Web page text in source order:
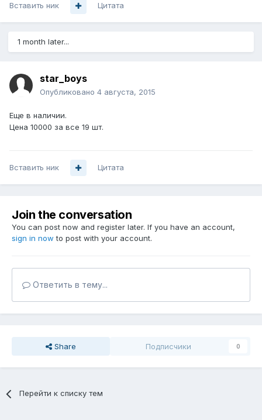
Вставить ник Цитата
1 month later...
star_boys
Опубликовано 4 августа, 2015
Еще в наличии.
Цена 10000 за все 19 шт.
Вставить ник Цитата
Join the conversation
You can post now and register later. If you have an account,
sign in now to post with your account.
Ответить в тему...
Share Подписчики 0
Перейти к списку тем